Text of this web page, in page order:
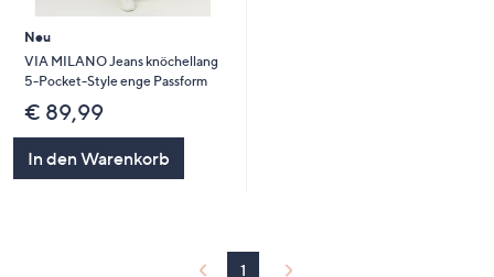
diese
anzuzeigen.
Neu
VIA MILANO Jeans knöchellang
5-Pocket-Style enge Passform
€ 89,99
In den Warenkorb
1